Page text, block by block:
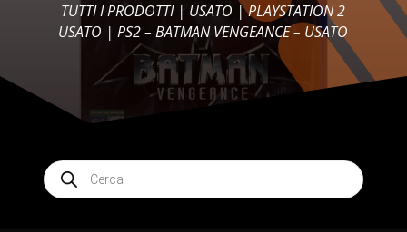
TUTTI I PRODOTTI| USATO |PLAYSTATION 2
USATO | PS2 – BATMAN VENGEANCE – USATO
Products
search